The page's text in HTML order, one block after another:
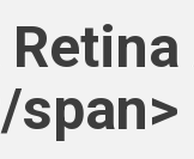
span>